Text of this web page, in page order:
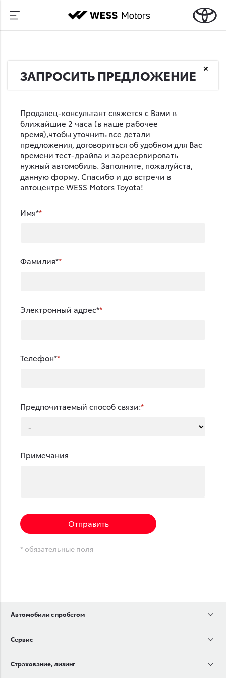
ЗАПРОСИТЬ ПРЕДЛОЖЕНИЕ
Продавец-консультант свяжется с Вами в
ближайшие 2 часа (в наше рабочее
время),чтобы уточнить все детали
предложения, договориться об удобном для Вас
времени тест-драйва и зарезервировать
нужный автомобиль. Заполните, пожалуйста,
данную форму. Спасибо и до встречи в
автоцентре WESS Motors Toyota!
Имя*
Фамилия*
Электронный адрес*
Телефон*
Предпочитаемый способ связи:
Примечания
Отправить
* обязательные поля
Автомобили с пробегом
Сервис
Страхование, лизинг